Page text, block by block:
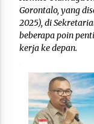
Gorontalo, yang
2025), di
beberapa poin
kerja ke depan.